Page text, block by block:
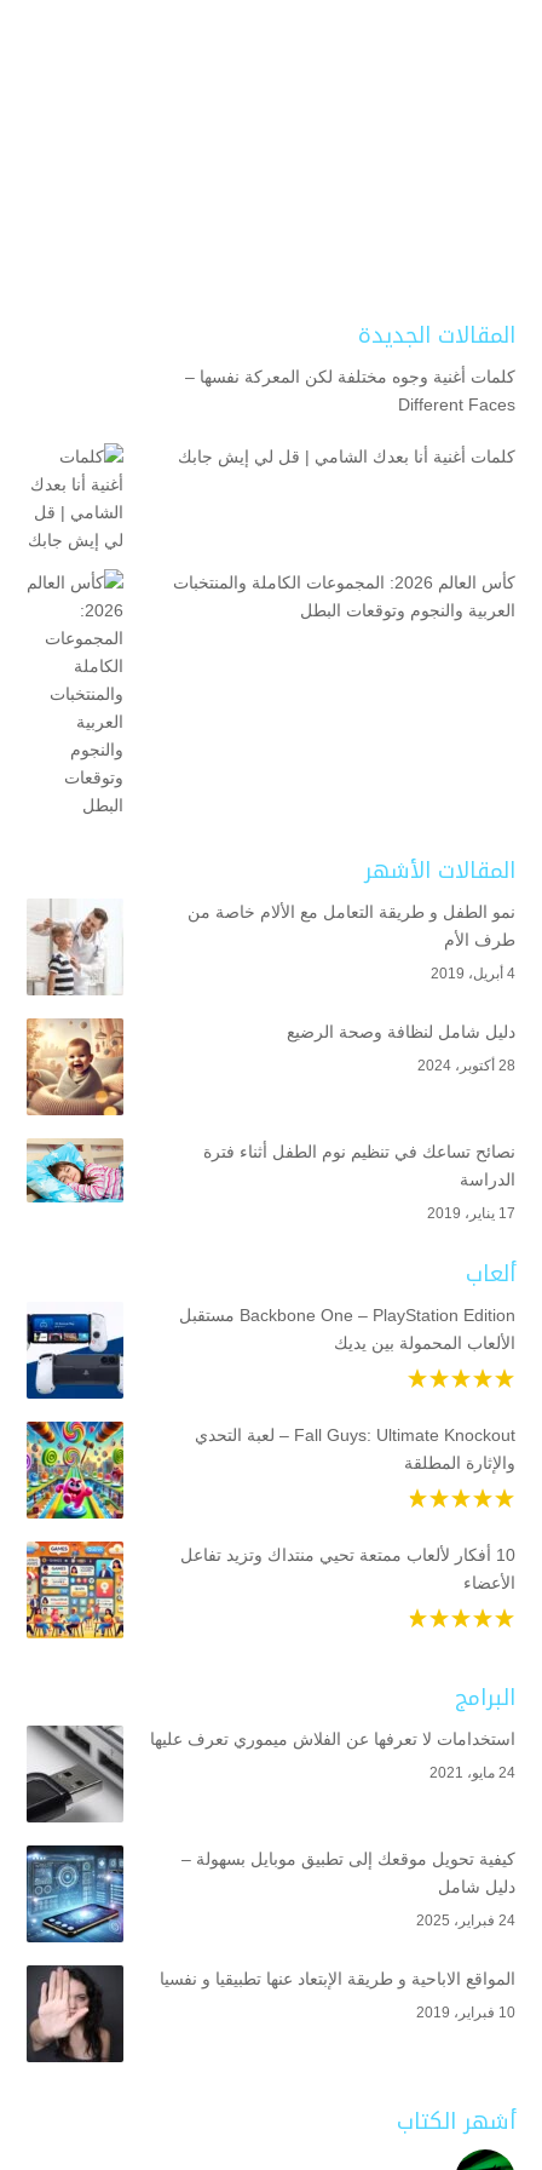
المقالات الجديدة
كلمات أغنية وجوه مختلفة لكن المعركة نفسها –
Different Faces
كلمات أغنية أنا بعدك الشامي | قل لي إيش جابك
كأس العالم 2026: المجموعات الكاملة والمنتخبات
العربية والنجوم وتوقعات البطل
المقالات الأشهر
نمو الطفل و طريقة التعامل مع الألام خاصة من
طرف الأم
4 أبريل، 2019
دليل شامل لنظافة وصحة الرضيع
28 أكتوبر، 2024
نصائح تساعك في تنظيم نوم الطفل أثناء فترة
الدراسة
17 يناير، 2019
ألعاب
Backbone One – PlayStation Edition مستقبل
الألعاب المحمولة بين يديك
Fall Guys: Ultimate Knockout – لعبة التحدي
والإثارة المطلقة
10 أفكار لألعاب ممتعة تحيي منتداك وتزيد تفاعل
الأعضاء
البرامج
استخدامات لا تعرفها عن الفلاش ميموري تعرف عليها
24 مايو، 2021
كيفية تحويل موقعك إلى تطبيق موبايل بسهولة –
دليل شامل
24 فبراير، 2025
المواقع الاباحية و طريقة الإبتعاد عنها تطبيقيا و نفسيا
10 فبراير، 2019
أشهر الكتاب